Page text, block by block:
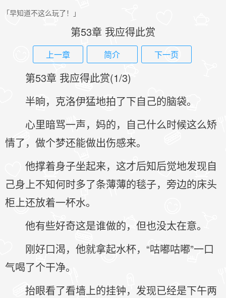
「早知道不这么玩了！」
第53章 我应得此赏
上一章 简介 下一页
第53章 我应得此赏(1/3)
半晌，克洛伊猛地拍了下自己的脑袋。
心里暗骂一声，妈的，自己什么时候这么矫
情了，做个梦还能做出伤感来。
他撑着身子坐起来，这才后知后觉地发现自
己身上不知何时多了条薄薄的毯子，旁边的床头
柜上还放着一杯水。
他有些好奇这是谁做的，但也没太在意。
刚好口渴，他就拿起水杯，“咕嘟咕嘟”一口
气喝了个干净。
抬眼看了看墙上的挂钟，发现已经是下午两